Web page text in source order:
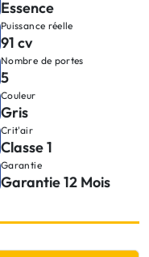
Essence
Puissance réelle
91 cv
Nombre de portes
5
Couleur
Gris
Crit'air
Classe 1
Garantie
Garantie 12 Mois